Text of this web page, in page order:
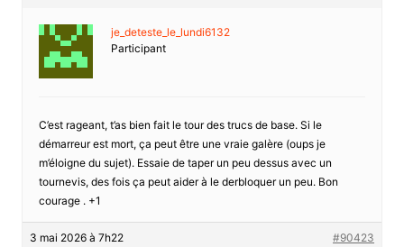
je_deteste_le_lundi6132
Participant
C’est rageant, t’as bien fait le tour des trucs de base. Si le
démarreur est mort, ça peut être une vraie galère (oups je
m’éloigne du sujet). Essaie de taper un peu dessus avec un
tournevis, des fois ça peut aider à le derbloquer un peu. Bon
courage . +1
3 mai 2026 à 7h22 #90423